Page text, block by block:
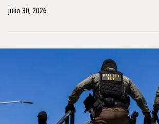
julio 30, 2026